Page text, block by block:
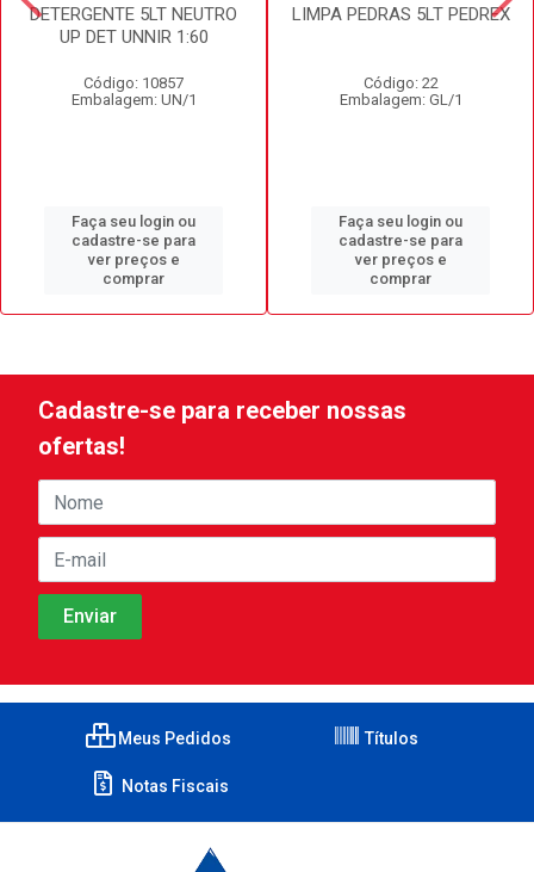
DETERGENTE 5LT NEUTRO
UP DET UNNIR 1:60
Código: 10857
Embalagem: UN/1
Faça seu login ou
cadastre-se para
ver preços e
comprar
LIMPA PEDRAS 5LT PEDREX
Código: 22
Embalagem: GL/1
Faça seu login ou
cadastre-se para
ver preços e
comprar
Cadastre-se para receber nossas
ofertas!
Meus Pedidos Títulos
Notas Fiscais